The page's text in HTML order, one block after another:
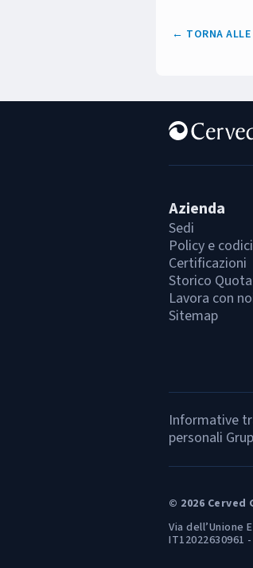
← TORNA
Azienda
Sedi
Policy e
Certificazioni
Storico
Lavora con
Sitemap
Informative
personali
© 2026 Cerved
Via dell’Unione
IT12022630961